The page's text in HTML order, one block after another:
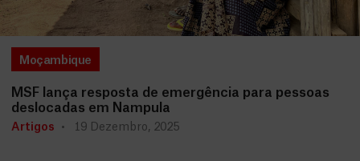
Moçambique
MSF lança resposta de emergência para pessoas
deslocadas em Nampula
Artigos 19 Dezembro, 2025